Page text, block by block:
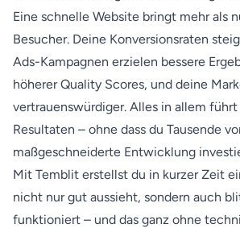
Eine schnelle Website bringt mehr als
Besucher. Deine Konversionsraten
Ads-Kampagnen erzielen bessere
höherer Quality Scores, und deine
vertrauenswürdiger. Alles in allem führt
Resultaten – ohne dass du Tausende
maßgeschneiderte Entwicklung
Mit Temblit erstellst du in kurzer Zeit
nicht nur gut aussieht, sondern auch
funktioniert – und das ganz ohne